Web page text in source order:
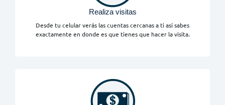
Realiza visitas
Desde tu celular verás las cuentas cercanas a ti así sabes
exactamente en donde es que tienes que hacer la visita.